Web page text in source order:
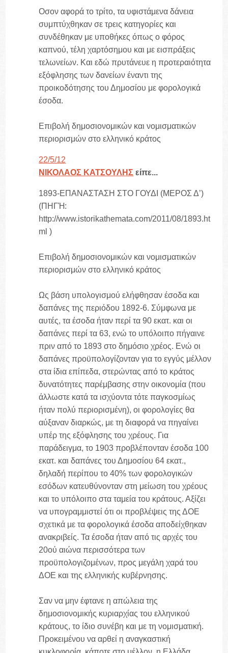
Οσον αφορά το τρίτο, τα υφιστάμενα δάνεια
συμπτύχθηκαν σε τρεις κατηγορίες και
συνδέθηκαν με υποθήκες όπως ο φόρος
καπνού, τέλη χαρτόσημου και με εισπράξεις
τελωνείων. Και εδώ πρυτάνευε η προτεραιότητα
εξόφλησης των δανείων έναντι της
προικοδότησης του Δημοσίου με φορολογικά
έσοδα.
Επιβολή δημοσιονομικών και νομισματικών
περιορισμών στο ελληνικό κράτος
22/5/12
ΝΙΚΟΛΑΟΣ ΚΑΤΣΟΥΛΗΣ είπε...
1893-ΕΠΑΝΑΣΤΑΣΗ ΣΤΟ ΓΟΥΔΙ (ΜΕΡΟΣ Δ’)
(ΠΗΓΉ:
http://www.istorikathemata.com/2011/08/1893.ht
ml )
Επιβολή δημοσιονομικών και νομισματικών
περιορισμών στο ελληνικό κράτος
Ως βάση υπολογισμού ελήφθησαν έσοδα και
δαπάνες της περιόδου 1892-6. Σύμφωνα με
αυτές, τα έσοδα ήταν περί τα 90 εκατ. και οι
δαπάνες περί τα 63, ενώ το υπόλοιπο πήγαινε
πριν από το 1893 στο δημόσιο χρέος. Ενώ οι
δαπάνες προϋπολογίζονταν για το εγγύς μέλλον
στα ίδια επίπεδα, στερώντας από το κράτος
δυνατότητες παρέμβασης στην οικονομία (που
άλλωστε κατά τα ισχύοντα τότε παγκοσμίως
ήταν πολύ περιορισμένη), οι φορολογίες θα
αύξαναν διαρκώς, με τη διαφορά να πηγαίνει
υπέρ της εξόφλησης του χρέους. Για
παράδειγμα, το 1903 προβλέπονταν έσοδα 100
εκατ. και δαπάνες του Δημοσίου 64 εκατ.,
δηλαδή περίπου το 40% των φορολογικών
εσόδων κατευθύνονταν στη μείωση του χρέους
και το υπόλοιπο στα ταμεία του κράτους. Αξίζει
να υπογραμμιστεί ότι οι προβλέψεις της ΔΟΕ
σχετικά με τα φορολογικά έσοδα αποδείχθηκαν
ανακριβείς. Τα έσοδα ήταν από τις αρχές του
20ού αιώνα περισσότερα των
προϋπολογιζομένων, προς μεγάλη χαρά του
ΔΟΕ και της ελληνικής κυβέρνησης.
Σαν να μην έφτανε η απώλεια της
δημοσιονομικής κυριαρχίας του ελληνικού
κράτους, το ίδιο συνέβη και με τη νομισματική.
Προκειμένου να αρθεί η αναγκαστική